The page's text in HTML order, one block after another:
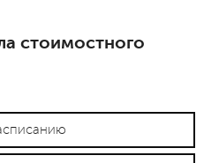
стоимостного